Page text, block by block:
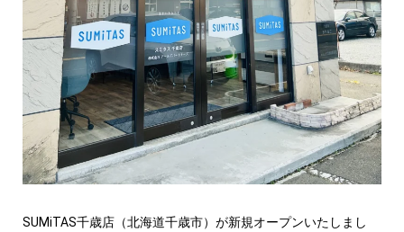
SUMiTAS千歳店（北海道千歳市）が新規オープンいたしまし